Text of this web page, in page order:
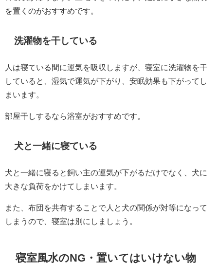
を置くのがおすすめです。
洗濯物を干している
人は寝ている間に運気を吸収しますが、寝室に洗濯物を干
していると、湿気で運気が下がり、安眠効果も下がってし
まいます。
部屋干しするなら浴室がおすすめです。
犬と一緒に寝ている
犬と一緒に寝ると飼い主の運気が下がるだけでなく、犬に
大きな負荷をかけてしまいます。
また、布団を共有することで人と犬の関係が対等になって
しまうので、寝室は別にしましょう。
寝室風水のNG・置いてはいけない物